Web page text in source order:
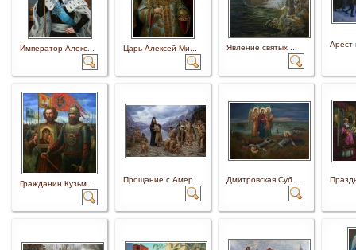
Император Алекс... Царь Алексей Ми... Явление святых ... Арест
Гражданин Кузьм... Прощание с Амер... Дмитровская Суб...